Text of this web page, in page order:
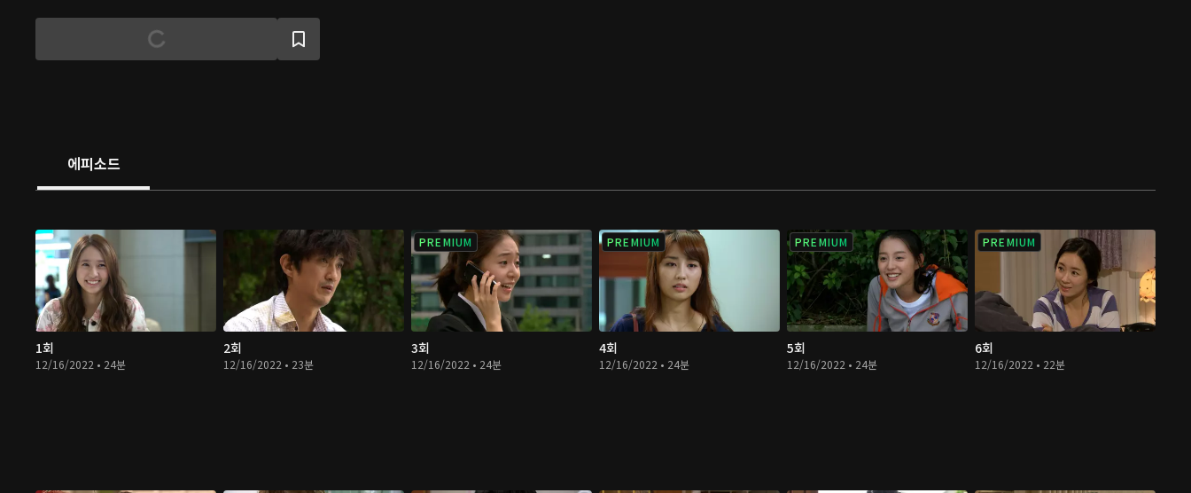
선과 조카 지원, 후배 진희, 하선의 직장 동료인 줄리앤이 살고 있다. 지석, 하선, 줄리
앤이 일하는 학교에 종석, 수정, 지원이 다니게 되면서 두 가족은 사건으로 가득한 일
에피소드
1회
12/16/2022 • 24분
2회
12/16/2022 • 23분
PREMIUM
3회
12/16/2022 • 24분
PREMIUM
4회
12/16/2022 • 24분
PREMIUM
5회
12/16/2022 • 24분
PREMIUM
6회
12/16/2022 • 22분